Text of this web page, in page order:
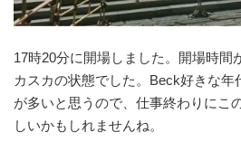
17時20分に開場しました。開場時間
カスカの状態でした。Beck好きな年
が多いと思うので、仕事終わりにこ
しいかもしれませんね。